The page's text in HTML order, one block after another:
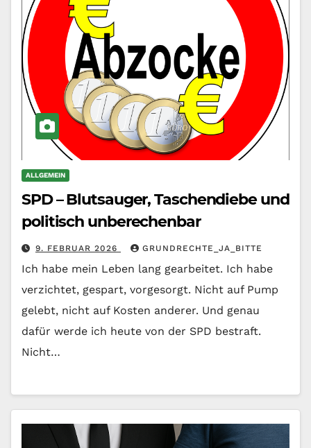
ALLGEMEIN
SPD – Blutsauger, Taschendiebe und
politisch unberechenbar
9. FEBRUAR 2026 GRUNDRECHTE_JA_BITTE
Ich habe mein Leben lang gearbeitet. Ich habe
verzichtet, gespart, vorgesorgt. Nicht auf Pump
gelebt, nicht auf Kosten anderer. Und genau
dafür werde ich heute von der SPD bestraft.
Nicht…